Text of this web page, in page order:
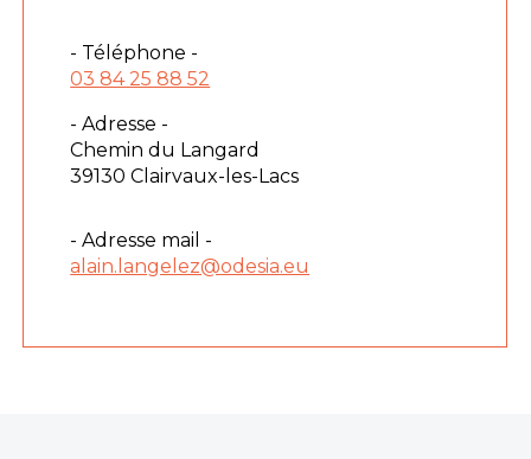
- Téléphone -
03 84 25 88 52
- Adresse -
Chemin du Langard
39130 Clairvaux-les-Lacs
- Adresse mail -
alain.langelez@odesia.eu